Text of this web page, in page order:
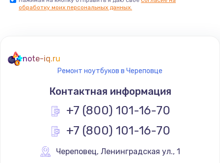
обработку моих персональных данных.
note-iq.ru
Ремонт ноутбуков в Череповце
Контактная информация
+7 (800) 101-16-70
+7 (800) 101-16-70
Череповец, Ленинградская ул., 1